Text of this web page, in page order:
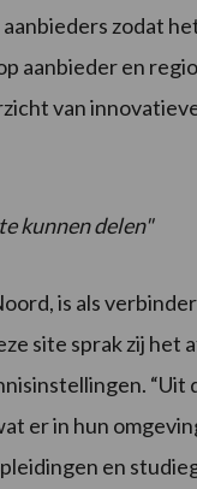
zodat
aanbieder en
van
kunnen delen"
is als
site sprak zij het
“Uit
er in hun
en